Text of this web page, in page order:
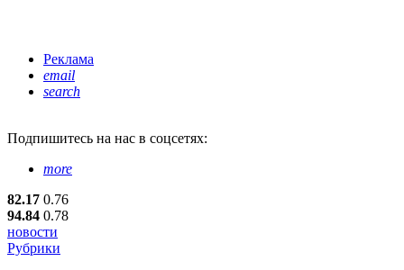
Реклама
email
search
Подпишитесь на нас в соцсетях:
more
82.17 0.76
94.84 0.78
новости
Рубрики